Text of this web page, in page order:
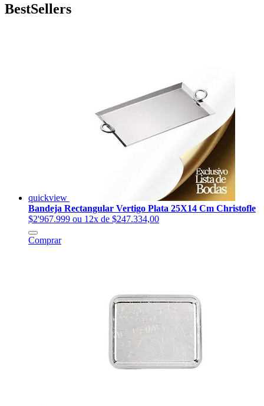
BestSellers
quickview
Bandeja Rectangular Vertigo Plata 25X14 Cm Christofle
$2'967.999 ou 12x de $247.334,00
Comprar